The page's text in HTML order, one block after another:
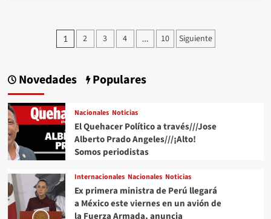
me
simulación
de
un
testigo”:
Maru
Campos
acusa
FGR
intenta
fabricar
Paginación
entradas
1 2 3 4 … 10 Siguiente
Novedades Populares
Nacionales Noticias
El Quehacer Político a través///Jose
Alberto Prado Angeles///¡Alto!
Somos periodistas
Internacionales Nacionales Noticias
Ex primera ministra de Perú llegará
a México este viernes en un avión de
la Fuerza Armada, anuncia